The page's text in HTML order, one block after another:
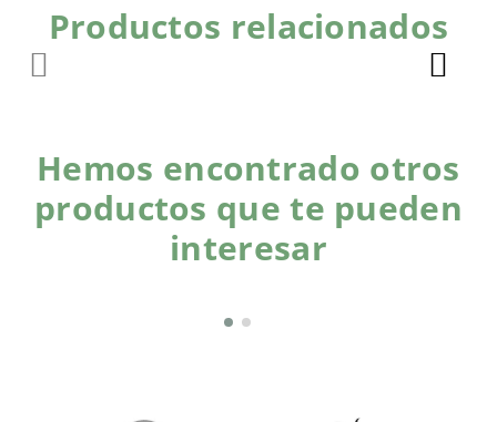
Productos relacionados
Hemos encontrado otros
productos que te pueden
interesar